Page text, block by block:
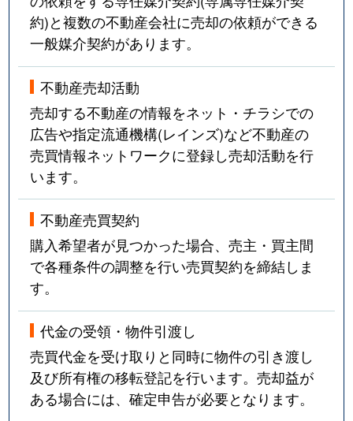
約)と複数の不動産会社に売却の依頼ができる
一般媒介契約があります。
不動産売却活動
売却する不動産の情報をネット・チラシでの
広告や指定流通機構(レインズ)など不動産の
売買情報ネットワークに登録し売却活動を行
います。
不動産売買契約
購入希望者が見つかった場合、売主・買主間
で各種条件の調整を行い売買契約を締結しま
す。
代金の受領・物件引渡し
売買代金を受け取りと同時に物件の引き渡し
及び所有権の移転登記を行います。売却益が
ある場合には、確定申告が必要となります。